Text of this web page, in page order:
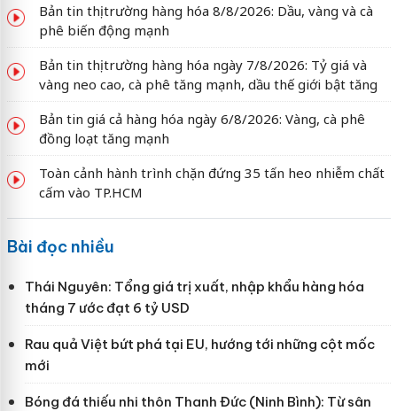
Bản tin thị trường hàng hóa 8/8/2026: Dầu, vàng và cà
phê biến động mạnh
Bản tin thị trường hàng hóa ngày 7/8/2026: Tỷ giá và
vàng neo cao, cà phê tăng mạnh, dầu thế giới bật tăng
Bản tin giá cả hàng hóa ngày 6/8/2026: Vàng, cà phê
đồng loạt tăng mạnh
Toàn cảnh hành trình chặn đứng 35 tấn heo nhiễm chất
cấm vào TP.HCM
Bài đọc nhiều
Thái Nguyên: Tổng giá trị xuất, nhập khẩu hàng hóa
tháng 7 ước đạt 6 tỷ USD
Rau quả Việt bứt phá tại EU, hướng tới những cột mốc
mới
Bóng đá thiếu nhi thôn Thanh Đức (Ninh Bình): Từ sân